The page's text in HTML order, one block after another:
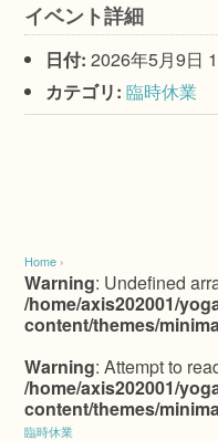
イベント詳細
日付: 2026年5月9日
カテゴリ: 臨時休業
Home ›
Warning: Undefined
/home/axis202001/
content/themes/
Warning: Attempt to
/home/axis202001/
content/themes/
臨時休業